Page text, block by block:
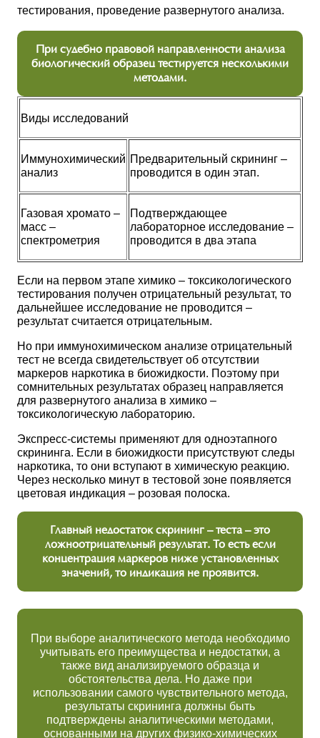
тестирования, проведение развернутого анализа.
При судебно правовой направленности анализа
биологический образец тестируется несколькими
методами.
Виды исследований
Иммунохимический
анализ
Предварительный скрининг –
проводится в один этап.
Газовая хромато –
масс –
спектрометрия
Подтверждающее
лабораторное исследование –
проводится в два этапа
Если на первом этапе химико – токсикологического
тестирования получен отрицательный результат, то
дальнейшее исследование не проводится –
результат считается отрицательным.
Но при иммунохимическом анализе отрицательный
тест не всегда свидетельствует об отсутствии
маркеров наркотика в биожидкости. Поэтому при
сомнительных результатах образец направляется
для развернутого анализа в химико –
токсикологическую лабораторию.
Экспресс-системы применяют для одноэтапного
скрининга. Если в биожидкости присутствуют следы
наркотика, то они вступают в химическую реакцию.
Через несколько минут в тестовой зоне появляется
цветовая индикация – розовая полоска.
Главный недостаток скрининг – теста – это
ложноотрицательный результат. То есть если
концентрация маркеров ниже установленных
значений, то индикация не проявится.
При выборе аналитического метода необходимо
учитывать его преимущества и недостатки, а
также вид анализируемого образца и
обстоятельства дела. Но даже при
использовании самого чувствительного метода,
результаты скрининга должны быть
подтверждены аналитическими методами,
основанными на других физико-химических